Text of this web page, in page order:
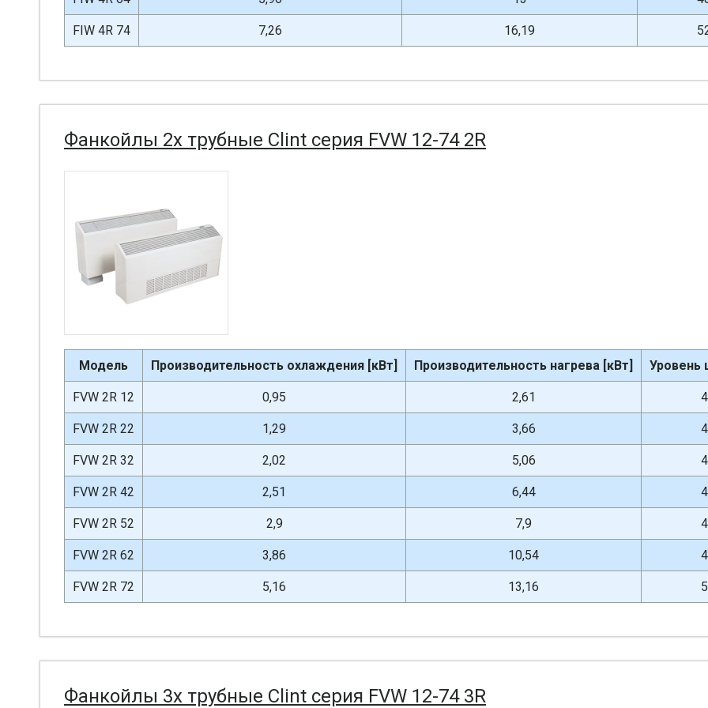
FIW 4R 74 7,26 16,19
Фанкойлы 2х трубные Clint серия FVW 12-74 2R
Модель Производительность охлаждения [кВт] Производительность нагрева [кВт] Уровень
FVW 2R 12 0,95 2,61
FVW 2R 22 1,29 3,66
FVW 2R 32 2,02 5,06
FVW 2R 42 2,51 6,44
FVW 2R 52 2,9 7,9
FVW 2R 62 3,86 10,54
FVW 2R 72 5,16 13,16
Фанкойлы 3х трубные Clint серия FVW 12-74 3R